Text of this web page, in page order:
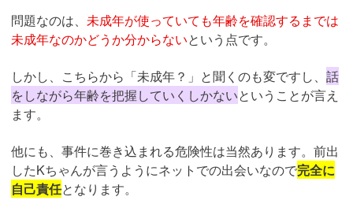
問題なのは、 未成年が使っていても年齢を確認するまでは
未成年なのかどうか分からないという点です。
しかし、こちらから「未成年？」と聞くのも変ですし、 話
をしながら年齢を把握していくしかないということが言え
ます。
他にも、事件に巻き込まれる危険性は当然あります。前出
したKちゃんが言うようにネットでの出会いなので完全に
自己責任となります。